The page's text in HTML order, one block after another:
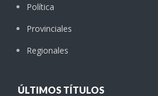
Política
Provinciales
Regionales
ÚLTIMOS TÍTULOS